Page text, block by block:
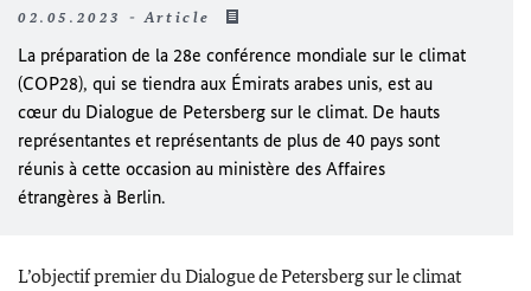
02.05.2023 - Article
La préparation de la 28e conférence mondiale sur le climat
(COP28), qui se tiendra aux Émirats arabes unis, est au
cœur du Dialogue de Petersberg sur le climat. De hauts
représentantes et représentants de plus de 40 pays sont
réunis à cette occasion au ministère des Affaires
étrangères à Berlin.
L’objectif premier du Dialogue de Petersberg sur le climat